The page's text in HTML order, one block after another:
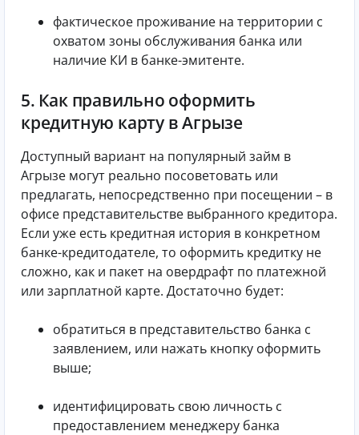
фактическое проживание на территории с
охватом зоны обслуживания банка или
наличие КИ в банке-эмитенте.
5. Как правильно оформить
кредитную карту в Агрызе
Доступный вариант на популярный займ в
Агрызе могут реально посоветовать или
предлагать, непосредственно при посещении – в
офисе представительстве выбранного кредитора.
Если уже есть кредитная история в конкретном
банке-кредитодателе, то оформить кредитку не
сложно, как и пакет на овердрафт по платежной
или зарплатной карте. Достаточно будет:
обратиться в представительство банка с
заявлением, или нажать кнопку оформить
выше;
идентифицировать свою личность с
предоставлением менеджеру банка